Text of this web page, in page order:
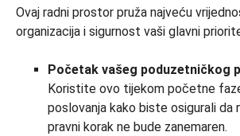
Ovaj radni prostor pruža najveću
organizacija i sigurnost vaši glavni
Početak vašeg poduzetničkog
Koristite ovo tijekom početne
poslovanja kako biste osigurali da
pravni korak ne bude zanemaren.